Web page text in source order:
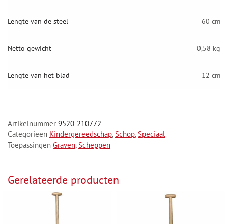
Lengte van de steel 60 cm
Netto gewicht 0,58 kg
Lengte van het blad 12 cm
Artikelnummer 9520-210772
Categorieën Kindergereedschap,Schop,Speciaal
Toepassingen Graven,Scheppen
Gerelateerde producten